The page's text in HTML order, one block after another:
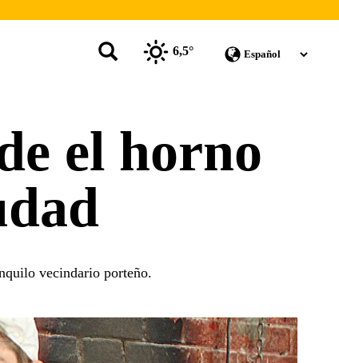
6,5°
el horno
vecindario porteño.